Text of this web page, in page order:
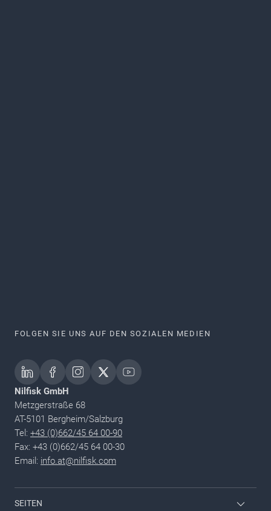
FOLGEN SIE UNS AUF DEN SOZIALEN MEDIEN
Nilfisk GmbH
Metzgerstraße 68
AT-5101 Bergheim/Salzburg
Tel: +43 (0)662/45 64 00-90
Fax: +43 (0)662/45 64 00-30
Email: info.at@nilfisk.com
SEITEN